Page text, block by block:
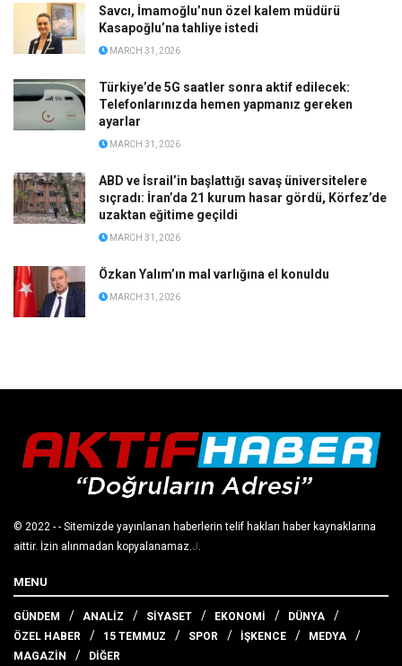
Açıklama yapmasına izin verilmedi: Mustafa
Bozbey’in gözaltına alındığı anlar ortaya çıktı
Bursa Büyükşehir Belediyesi’ne operasyon: Başkan
Mustafa Bozbey dahil 55 kişi gözaltına alındı
MARCH 31, 2026